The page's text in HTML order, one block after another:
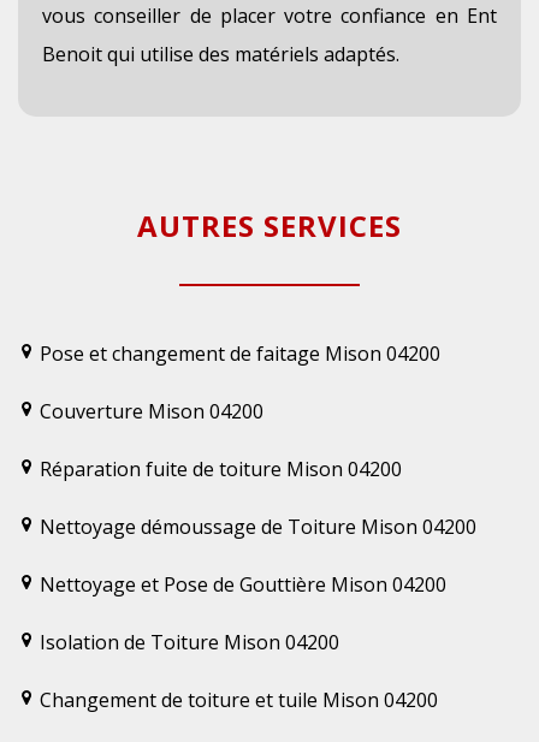
vous conseiller de placer votre confiance en Ent
Benoit qui utilise des matériels adaptés.
AUTRES SERVICES
Pose et changement de faitage Mison 04200
Couverture Mison 04200
Réparation fuite de toiture Mison 04200
Nettoyage démoussage de Toiture Mison 04200
Nettoyage et Pose de Gouttière Mison 04200
Isolation de Toiture Mison 04200
Changement de toiture et tuile Mison 04200